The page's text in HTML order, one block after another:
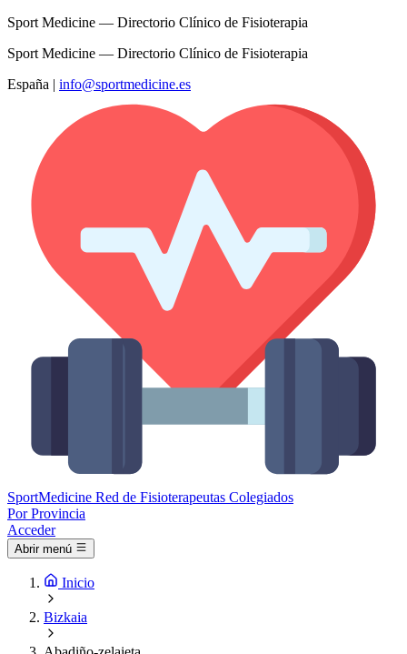
Sport Medicine — Directorio Clínico de Fisioterapia
Sport Medicine — Directorio Clínico de Fisioterapia
España | info@sportmedicine.es
SportMedicine Red de Fisioterapeutas Colegiados
Por Provincia
Acceder
Abrir menú
Inicio
Bizkaia